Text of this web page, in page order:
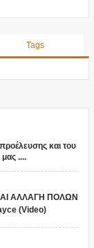
Tags
και του
....
ΑΛΛΑΓΗ ΠΟΛΩΝ
(Video)